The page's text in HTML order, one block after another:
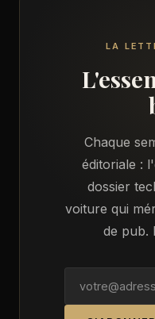
LA
Chaque
éditoriale :
dossier
voiture qui
de pub.